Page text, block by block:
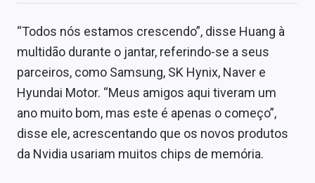
“Todos nós estamos crescendo”, disse Huang à
multidão durante o jantar, referindo-se a seus
parceiros, como Samsung, SK Hynix, Naver e
Hyundai Motor. “Meus amigos aqui tiveram um
ano muito bom, mas este é apenas o começo”,
disse ele, acrescentando que os novos produtos
da Nvidia usariam muitos chips de memória.